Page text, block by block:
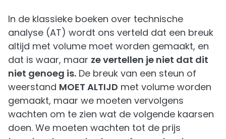
In de klassieke boeken over technische
analyse (AT) wordt ons verteld dat een breuk
altijd met volume moet worden gemaakt, en
dat is waar, maar ze vertellen je niet dat dit
niet genoeg is. De breuk van een steun of
weerstand MOET ALTIJD met volume worden
gemaakt, maar we moeten vervolgens
wachten om te zien wat de volgende kaarsen
doen. We moeten wachten tot de prijs